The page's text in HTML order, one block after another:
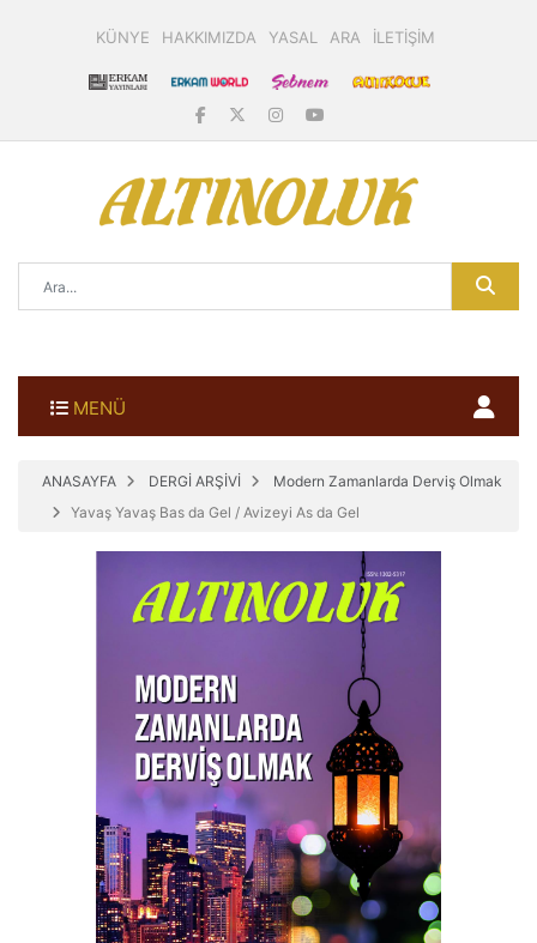
KÜNYE HAKKIMIZDA YASAL ARA İLETİŞİM
MENÜ
ANASAYFA DERGİ ARŞİVİ
Modern Zamanlarda Derviş Olmak
Yavaş Yavaş Bas da Gel / Avizeyi As da Gel